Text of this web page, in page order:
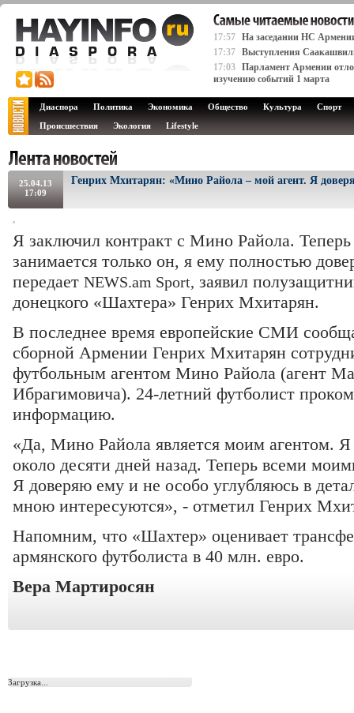
17:57 На заседании НС
17:37 Выступления
17:03 Парламент Армении
изучению событий 1 марта
Диаспора Политика Экономика Общество Культура
Спорт
Происшествия
Экология Lifestyle
25.04.13
17:09
Генрих Мхитарян: «Мино Райола – мой агент. Я
Я заключил контракт с Мино Райола.
занимается только он, я ему полностью
передает NEWS.am Sport, заявил
донецкого «Шахтера» Генрих Мхитарян.
В последнее время европейские СМИ
сборной Армении Генрих Мхитарян
футбольным агентом Мино Райола (агент
Ибрагимовича). 24-летний футболист
информацию.
«Да, Мино Райола является моим агентом.
около десяти дней назад. Теперь всеми
Я доверяю ему и не особо углубляюсь в
мною интересуются», - отметил Генрих
Напомним, что «Шахтер» оценивает
армянского футболиста в 40 млн. евро.
Вера Мартиросян
Загрузка...